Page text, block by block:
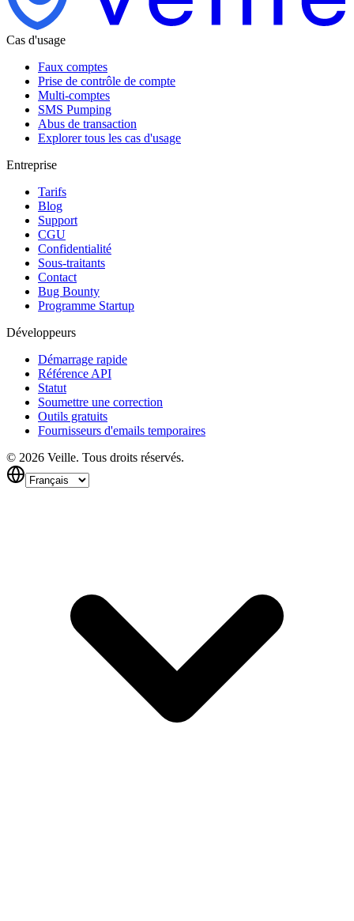
Cas d'usage
Faux comptes
Prise de contrôle de compte
Multi-comptes
SMS Pumping
Abus de transaction
Explorer tous les cas d'usage
Entreprise
Tarifs
Blog
Support
CGU
Confidentialité
Sous-traitants
Contact
Bug Bounty
Programme Startup
Développeurs
Démarrage rapide
Référence API
Statut
Soumettre une correction
Outils gratuits
Fournisseurs d'emails temporaires
© 2026 Veille. Tous droits réservés.